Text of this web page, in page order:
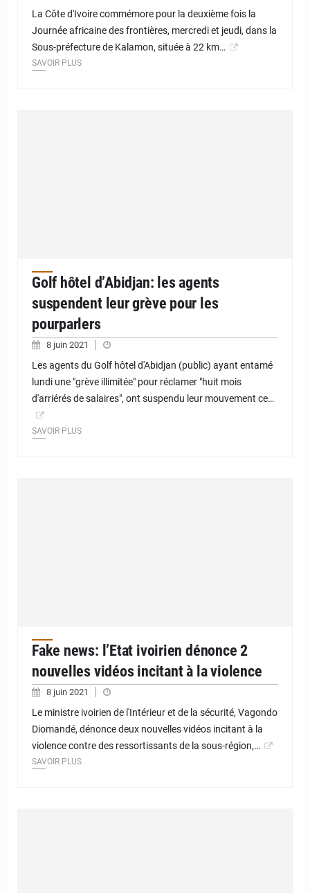
La Côte d'Ivoire commémore pour la deuxième fois la
Journée africaine des frontières, mercredi et jeudi, dans la
Sous-préfecture de Kalamon, située à 22 km…
SAVOIR PLUS
Golf hôtel d’Abidjan: les agents
suspendent leur grève pour les
pourparlers
8 juin 2021
Les agents du Golf hôtel d'Abidjan (public) ayant entamé
lundi une "grève illimitée" pour réclamer "huit mois
d'arriérés de salaires", ont suspendu leur mouvement ce…
SAVOIR PLUS
Fake news: l’Etat ivoirien dénonce 2
nouvelles vidéos incitant à la violence
8 juin 2021
Le ministre ivoirien de l'Intérieur et de la sécurité, Vagondo
Diomandé, dénonce deux nouvelles vidéos incitant à la
violence contre des ressortissants de la sous-région,…
SAVOIR PLUS